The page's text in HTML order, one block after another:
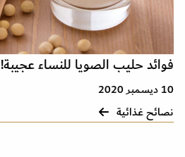
فوائد حليب الصويا للنساء عجيبة!
10 ديسمبر 2020
نصائح غذائية